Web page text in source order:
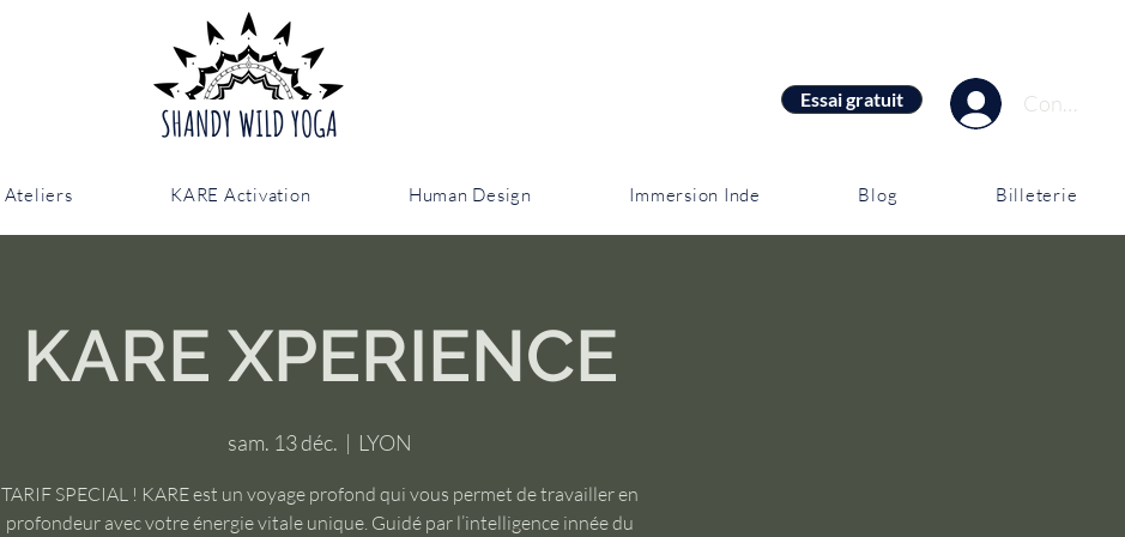
SHANDY WILD YOGA
Essai gratuit Connexion
Ateliers KARE Activation Human Design Immersion Inde Blog Billeterie
KARE XPERIENCE
sam. 13 déc.
  |
LYON
TARIF SPECIAL ! KARE est un voyage profond qui vous permet de travailler en
profondeur avec votre énergie vitale unique. Guidé par l’intelligence innée du